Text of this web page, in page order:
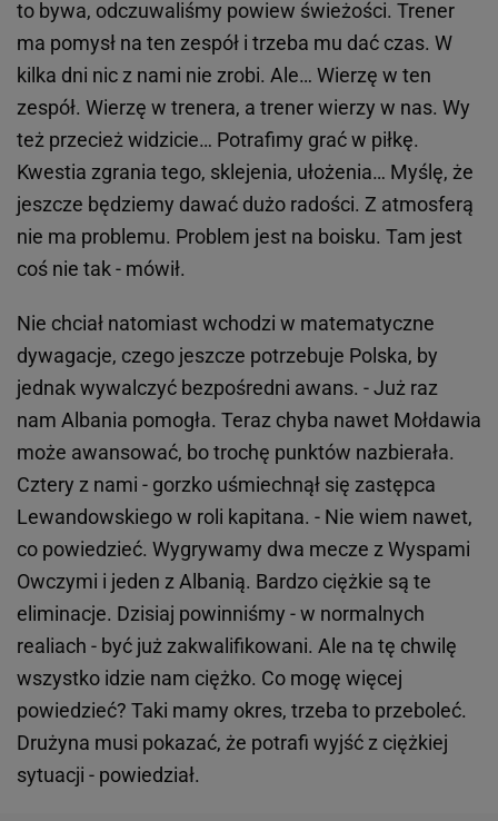
to bywa, odczuwaliśmy powiew świeżości. Trener
ma pomysł na ten zespół i trzeba mu dać czas. W
kilka dni nic z nami nie zrobi. Ale… Wierzę w ten
zespół. Wierzę w trenera, a trener wierzy w nas. Wy
też przecież widzicie… Potrafimy grać w piłkę.
Kwestia zgrania tego, sklejenia, ułożenia… Myślę, że
jeszcze będziemy dawać dużo radości. Z atmosferą
nie ma problemu. Problem jest na boisku. Tam jest
coś nie tak - mówił.
Nie chciał natomiast wchodzi w matematyczne
dywagacje, czego jeszcze potrzebuje Polska, by
jednak wywalczyć bezpośredni awans. - Już raz
nam Albania pomogła. Teraz chyba nawet Mołdawia
może awansować, bo trochę punktów nazbierała.
Cztery z nami - gorzko uśmiechnął się zastępca
Lewandowskiego w roli kapitana. - Nie wiem nawet,
co powiedzieć. Wygrywamy dwa mecze z Wyspami
Owczymi i jeden z Albanią. Bardzo ciężkie są te
eliminacje. Dzisiaj powinniśmy - w normalnych
realiach - być już zakwalifikowani. Ale na tę chwilę
wszystko idzie nam ciężko. Co mogę więcej
powiedzieć? Taki mamy okres, trzeba to przeboleć.
Drużyna musi pokazać, że potrafi wyjść z ciężkiej
sytuacji - powiedział.